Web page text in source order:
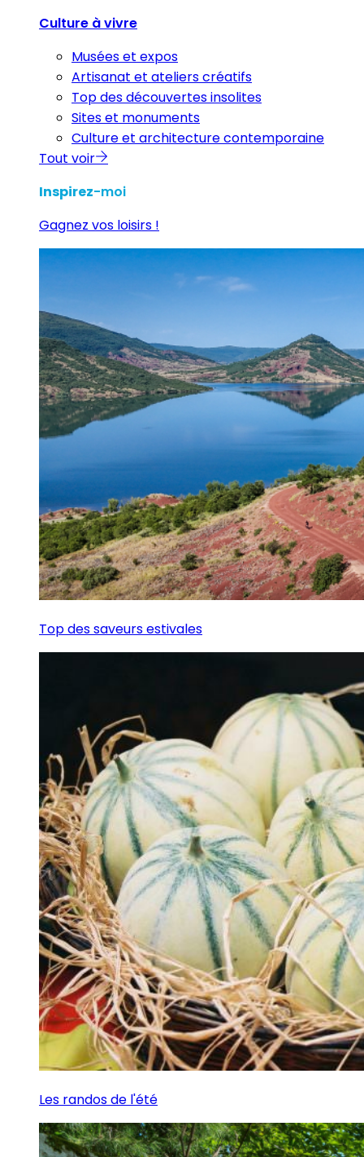
Culture à vivre
Musées et expos
Artisanat et ateliers créatifs
Top des découvertes insolites
Sites et monuments
Culture et architecture contemporaine
Tout voir
Inspirez-moi
Gagnez vos loisirs !
Top des saveurs estivales
Les randos de l'été